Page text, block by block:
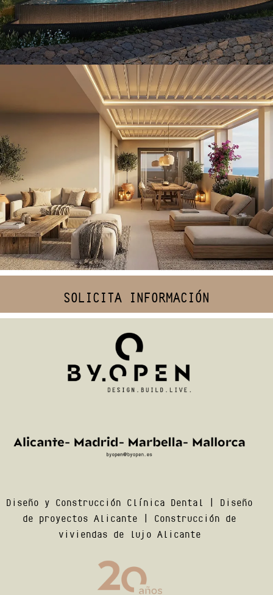
Ático ALC
VILLAS
SOLICITA INFORMACIÓN
Diseño y Construcción Clínica Dental Diseño
de proyectos Alicante Construcción de
viviendas de lujo Alicante